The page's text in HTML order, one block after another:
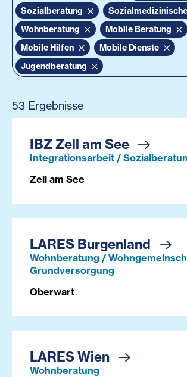
Sozialberatung
Wohnberatung
Mobile Beratung
Mobile Hilfen
Mobile Dienste
Jugendberatung
53 Ergebnisse
IBZ Zell am See
Integrationsarbeit /
Zell am See
LARES Burgenland
Wohnberatung /
Grundversorgung
Oberwart
LARES Wien
Wohnberatung